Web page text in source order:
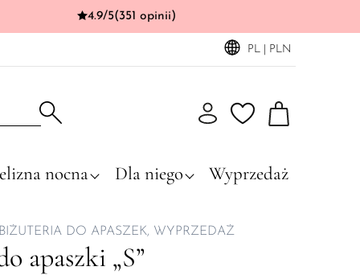
4.9/5(351 opinii)
PL | PLN
nocna Dla niego Wyprzedaż
DO APASZEK WYPRZEDAŻ
apaszki „S”